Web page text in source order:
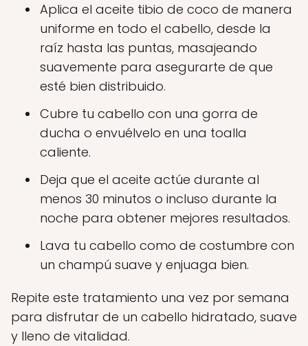
Aplica el aceite tibio de coco de manera
uniforme en todo el cabello, desde la
raíz hasta las puntas, masajeando
suavemente para asegurarte de que
esté bien distribuido.
Cubre tu cabello con una gorra de
ducha o envuélvelo en una toalla
caliente.
Deja que el aceite actúe durante al
menos 30 minutos o incluso durante la
noche para obtener mejores resultados.
Lava tu cabello como de costumbre con
un champú suave y enjuaga bien.
Repite este tratamiento una vez por semana
para disfrutar de un cabello hidratado, suave
y lleno de vitalidad.